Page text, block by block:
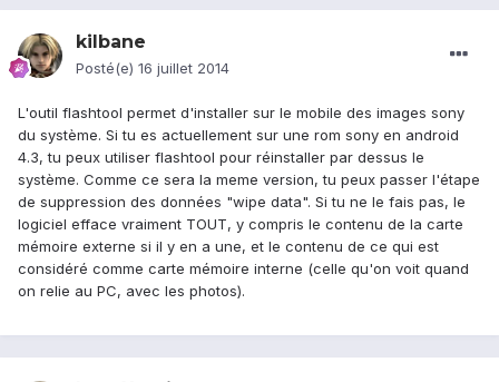
kilbane
Posté(e) 16 juillet 2014
L'outil flashtool permet d'installer sur le mobile des images sony
du système. Si tu es actuellement sur une rom sony en android
4.3, tu peux utiliser flashtool pour réinstaller par dessus le
système. Comme ce sera la meme version, tu peux passer l'étape
de suppression des données "wipe data". Si tu ne le fais pas, le
logiciel efface vraiment TOUT, y compris le contenu de la carte
mémoire externe si il y en a une, et le contenu de ce qui est
considéré comme carte mémoire interne (celle qu'on voit quand
on relie au PC, avec les photos).